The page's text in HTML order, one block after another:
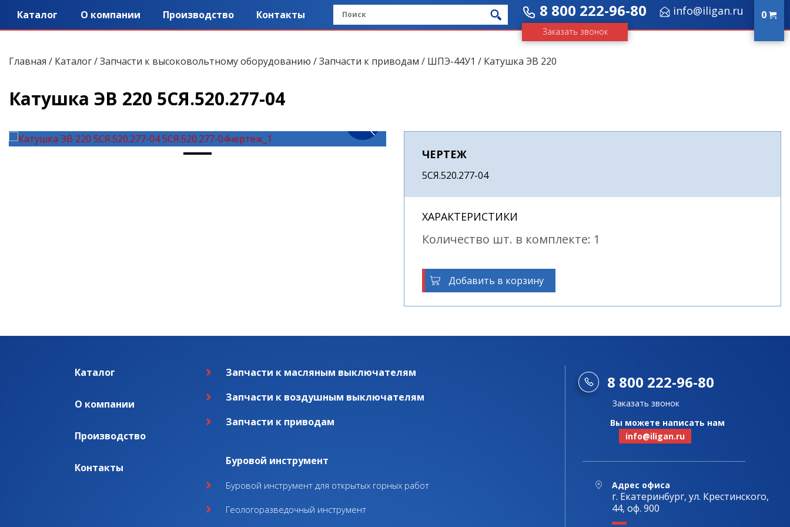
Каталог О компании Производство Контакты 8 800 222-96-80
Заказать звонок
info@iligan.ru 0
Главная / Каталог/Запчасти к высоковольтному оборудованию /Запчасти к приводам / ШПЭ-44У1 / Катушка ЭВ 220
Катушка ЭВ 220 5СЯ.520.277-04
ЧЕРТЕЖ
5СЯ.520.277-04
ХАРАКТЕРИСТИКИ
Количество шт. в комплекте: 1
Добавить в корзину
Каталог
О компании
Производство
Контакты
Запчасти к масляным выключателям
Запчасти к воздушным выключателям
Запчасти к приводам
Буровой инструмент
Буровой инструмент для открытых горных работ
Геологоразведочный инструмент
8 800 222-96-80
Заказать звонок
Вы можете написать нам
info@iligan.ru
Адрес офиса
г. Екатеринбург, ул. Крестинского,
44, оф. 900